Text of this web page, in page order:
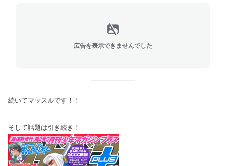
広告を表示できませんでした
続いてマッスルです！！
そして話題は引き続き！